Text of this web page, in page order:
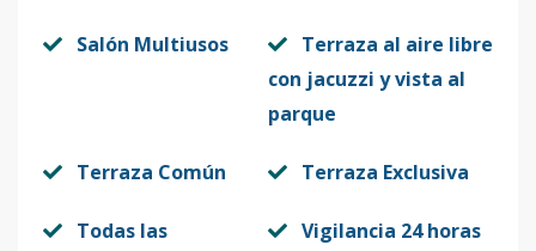
Salón Multiusos
Terraza al aire libre
con jacuzzi y vista al
parque
Terraza Común Terraza Exclusiva
Todas las
Vigilancia 24 horas